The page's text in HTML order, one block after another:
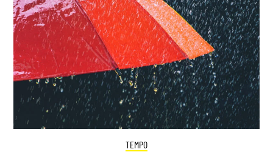
TEMPO